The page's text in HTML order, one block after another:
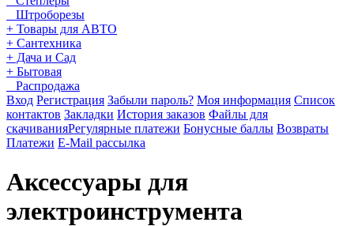
Штроборезы
+ Товары для АВТО
+ Сантехника
+ Дача и Сад
+ Бытовая
Распродажа
Вход Регистрация Забыли пароль? Моя информация Список
контактов Закладки История заказов Файлы для
скачиванияРегулярные платежи Бонусные баллы Возвраты
Платежи E-Mail рассылка
Аксессуары для
электроинструмента